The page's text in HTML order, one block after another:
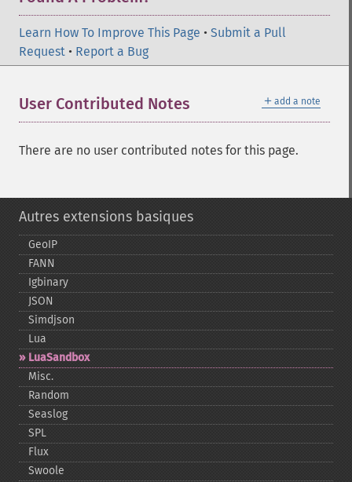
Learn How To Improve This Page • Submit a Pull
Request • Report a Bug
＋ add a note
User Contributed Notes
There are no user contributed notes for this page.
Autres extensions basiques
GeoIP
FANN
Igbinary
JSON
Simdjson
Lua
LuaSandbox
Misc.
Random
Seaslog
SPL
Flux
Swoole